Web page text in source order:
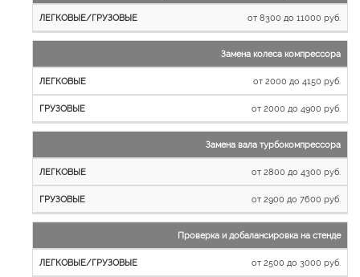
от 8300 до 11000 руб.
Замена колеса компрессора
от 2000 до 4150 руб.
от 2000 до 4900 руб.
Замена вала турбокомпрессора
от 2800 до 4300 руб.
от 2900 до 7600 руб.
Проверка и добалансировка на стенде
от 2500 до 3000 руб.